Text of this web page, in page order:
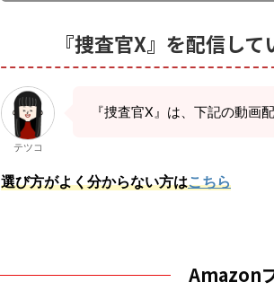
『捜査官X』を配信し
テツコ
『捜査官X』は、下記の動画
選び方がよく分からない方はこちら
Amazon